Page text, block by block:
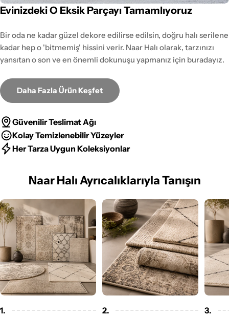
Evinizdeki O Eksik Parçayı Tamamlıyoruz
Bir oda ne kadar güzel dekore edilirse edilsin, doğru halı serilene
kadar hep o 'bitmemiş' hissini verir. Naar Halı olarak, tarzınızı
yansıtan o son ve en önemli dokunuşu yapmanız için buradayız.
Daha Fazla Ürün Keşfet
Güvenilir Teslimat Ağı
Kolay Temizlenebilir Yüzeyler
Her Tarza Uygun Koleksiyonlar
Naar Halı Ayrıcalıklarıyla Tanışın
1.
2.
3.